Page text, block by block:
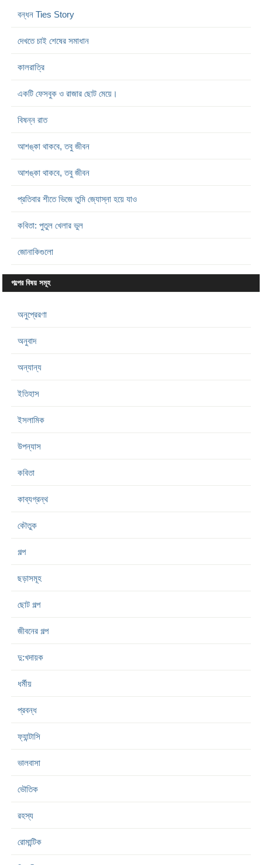
বন্ধন Ties Story
দেখতে চাই শেষের সমাধান
কালরাত্রি
একটি ফেসবুক ও রাজার ছোট মেয়ে।
বিষন্ন রাত
আশঙ্কা থাকবে, তবু জীবন
আশঙ্কা থাকবে, তবু জীবন
প্রতিবার শীতে ভিজে তুমি জ্যোস্না হয়ে যাও
কবিতা: পুতুল খেলার ভুল
জোনাকিগুলো
গল্পের বিষয় সমূহ
অনুপ্রেরণা
অনুবাদ
অন্যান্য
ইতিহাস
ইসলামিক
উপন্যাস
কবিতা
কাব্যগ্রন্থ
কৌতুক
গল্প
ছড়াসমূহ
ছোট গল্প
জীবনের গল্প
দু:খদায়ক
ধর্মীয়
প্রবন্ধ
ফ্যান্টাসি
ভালবাসা
ভৌতিক
রহস্য
রোমান্টিক